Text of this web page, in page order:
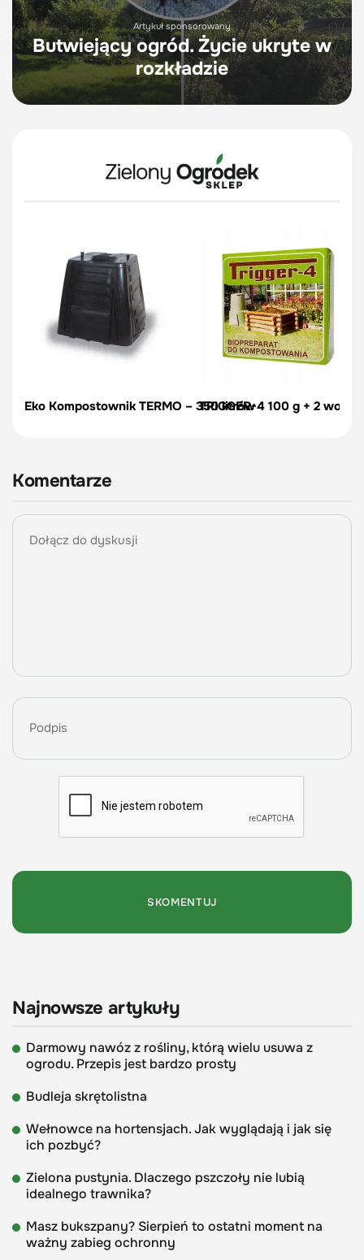
Artykuł sponsorowany
Butwiejący ogród. Życie ukryte w
rozkładzie
Eko Kompostownik TERMO – 350 litrówTRIGGER-4 100 g + 2
Komentarze
Najnowsze artykuły
Darmowy nawóz z rośliny, którą wielu usuwa z
ogrodu. Przepis jest bardzo prosty
Budleja skrętolistna
Wełnowce na hortensjach. Jak wyglądają i jak się
ich pozbyć?
Zielona pustynia. Dlaczego pszczoły nie lubią
idealnego trawnika?
Masz bukszpany? Sierpień to ostatni moment na
ważny zabieg ochronny